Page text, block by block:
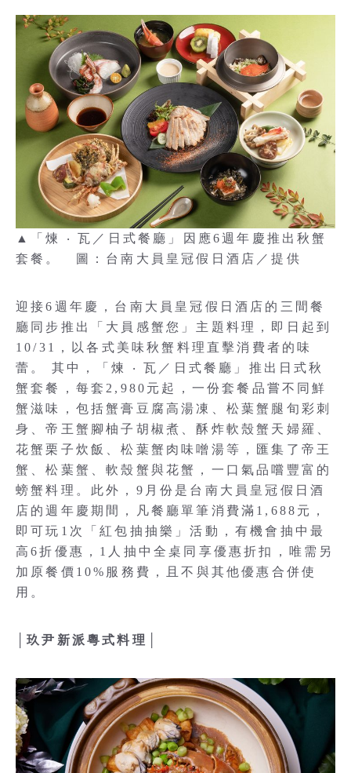
▲「煉 ‧ 瓦／日式餐廳」因應6週年慶推出秋蟹
套餐。 圖：台南大員皇冠假日酒店／提供
迎接6週年慶，台南大員皇冠假日酒店的三間餐
廳同步推出「大員感蟹您」主題料理，即日起到
10/31，以各式美味秋蟹料理直擊消費者的味
蕾。 其中，「煉 ‧ 瓦／日式餐廳」推出日式秋
蟹套餐，每套2,980元起，一份套餐品嘗不同鮮
蟹滋味，包括蟹膏豆腐高湯凍、松葉蟹腿旬彩刺
身、帝王蟹腳柚子胡椒煮、酥炸軟殼蟹天婦羅、
花蟹栗子炊飯、松葉蟹肉味噌湯等，匯集了帝王
蟹、松葉蟹、軟殼蟹與花蟹，一口氣品嚐豐富的
螃蟹料理。此外，9月份是台南大員皇冠假日酒
店的週年慶期間，凡餐廳單筆消費滿1,688元，
即可玩1次「紅包抽抽樂」活動，有機會抽中最
高6折優惠，1人抽中全桌同享優惠折扣，唯需另
加原餐價10%服務費，且不與其他優惠合併使
用。
│玖尹新派粵式料理│